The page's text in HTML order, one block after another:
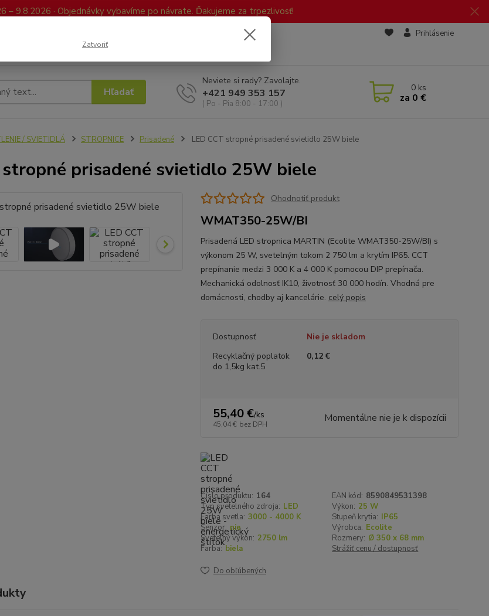
– 9.8.2026 · Objednávky vybavíme po návrate. Ďakujeme za trpezlivosť!
Prihlásenie
Hľadať
Neviete si rady? Zavolajte.
+421 949 353 157
( Po - Pia 8:00 - 17:00 )
0 ks
za 0 €
/ SVIETIDLÁ STROPNICE Prisadené LED CCT stropné prisadené svietidlo 25W biele
stropné prisadené svietidlo 25W biele
Ohodnotiť produkt
WMAT350-25W/BI
Prisadená LED stropnica MARTIN (Ecolite WMAT350-25W/BI) s
výkonom 25 W, svetelným tokom 2 750 lm a krytím IP65. CCT
prepínanie medzi 3 000 K a 4 000 K pomocou DIP prepínača.
Mechanická odolnosť IK10, životnosť 30 000 hodín. Vhodná pre
domácnosti, chodby aj kancelárie. celý popis
Dostupnosť
Nie je skladom
Recyklačný poplatok
do 1,5kg kat.5
0,12 €
55,40 €/ks
45,04 € bez DPH Momentálne nie je k dispozícii
Číslo produktu: 164 EAN kód: 8590849531398
Typ svetelného zdroja: LED Výkon: 25 W
Farba svetla: 3000 - 4000 K Stupeň krytia: IP65
Senzor: nie Výrobca: Ecolite
Svetelný výkon: 2750 lm Rozmery: Ø 350 x 68 mm
Farba: biela Strážiť cenu / dostupnosť
Do obľúbených
Zatvoriť